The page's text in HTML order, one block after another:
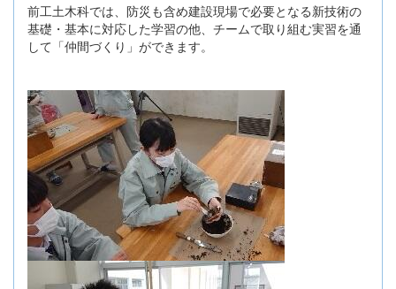
前工土木科では、防災も含め建設現場で必要となる新技術の
基礎・基本に対応した学習の他、チームで取り組む実習を通
して「仲間づくり」ができます。